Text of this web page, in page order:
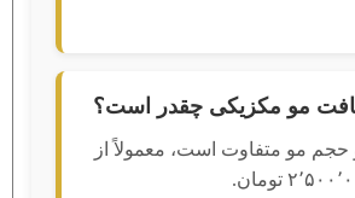
بافت مو مکزیکی چقدر است؟
حجم مو متفاوت است، معمولاً از